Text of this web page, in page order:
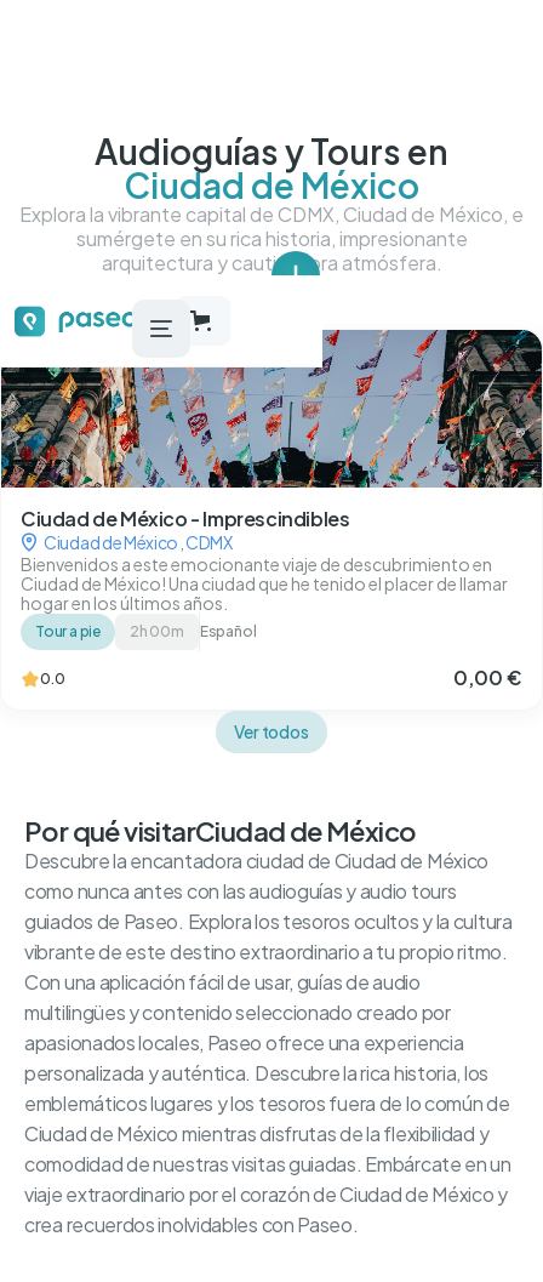
Audioguías y Tours en
Ciudad de México
Explora la vibrante capital de CDMX, Ciudad de México, e
sumérgete en su rica historia, impresionante
arquitectura y cautivadora atmósfera.
Tour más más destacados
Ciudad de México - Imprescindibles
Ciudad de México CDMX
Bienvenidos a este emocionante viaje de descubrimiento en
Ciudad de México! Una ciudad que he tenido el placer de llamar
hogar en los últimos años.
Tour a pie 2h 00m Español
0.0 0,00 €
Ver todos
Por qué visitarCiudad de México
Descubre la encantadora ciudad de Ciudad de México
como nunca antes con las audioguías y audio tours
guiados de Paseo. Explora los tesoros ocultos y la cultura
vibrante de este destino extraordinario a tu propio ritmo.
Con una aplicación fácil de usar, guías de audio
multilingües y contenido seleccionado creado por
apasionados locales, Paseo ofrece una experiencia
personalizada y auténtica. Descubre la rica historia, los
emblemáticos lugares y los tesoros fuera de lo común de
Ciudad de México mientras disfrutas de la flexibilidad y
comodidad de nuestras visitas guiadas. Embárcate en un
viaje extraordinario por el corazón de Ciudad de México y
crea recuerdos inolvidables con Paseo.